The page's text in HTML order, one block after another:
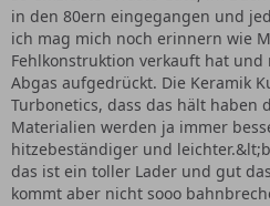
in den 80ern eingegangen und
ich mag mich noch erinnern wie
Fehlkonstruktion verkauft hat und
Abgas aufgedrückt. Die Keramik
Turbonetics, dass das hält haben
Materialien werden ja immer
hitzebeständiger und
das ist ein toller Lader und gut
kommt aber nicht sooo